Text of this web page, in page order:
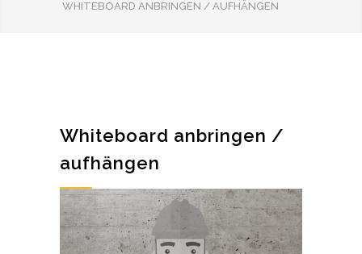
WHITEBOARD ANBRINGEN / AUFHÄNGEN
Whiteboard anbringen /
aufhängen